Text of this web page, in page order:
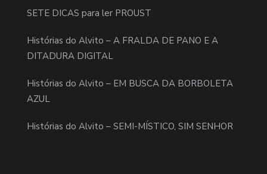
SETE DICAS para ler PROUST
Histórias do Alvito – A FRALDA DE PANO E A
DITADURA DIGITAL
Histórias do Alvito – EM BUSCA DA BORBOLETA
AZUL
Histórias do Alvito – SEMI-MÍSTICO, SIM SENHOR